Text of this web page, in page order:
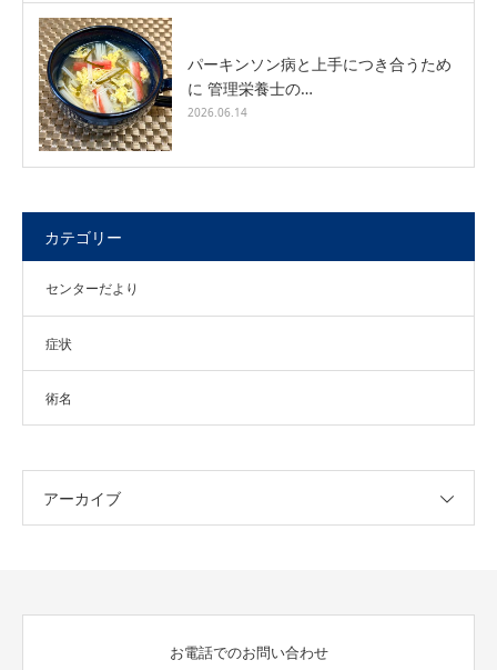
パーキンソン病と上手につき合うため
に 管理栄養士の…
2026.06.14
カテゴリー
センターだより
症状
術名
アーカイブ
お電話でのお問い合わせ